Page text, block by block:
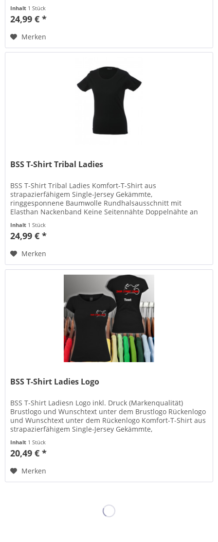
Inhalt 1 Stück
24,99 € *
Merken
BSS T-Shirt Tribal Ladies
BSS T-Shirt Tribal Ladies Komfort-T-Shirt aus
strapazierfähigem Single-Jersey Gekämmte,
ringgesponnene Baumwolle Rundhalsausschnitt mit
Elasthan Nackenband Keine Seitennähte Doppelnähte an
Inhalt 1 Stück
24,99 € *
Merken
BSS T-Shirt Ladies Logo
BSS T-Shirt Ladiesn Logo inkl. Druck (Markenqualität)
Brustlogo und Wunschtext unter dem Brustlogo Rückenlogo
und Wunschtext unter dem Rückenlogo Komfort-T-Shirt aus
strapazierfähigem Single-Jersey Gekämmte,
Inhalt 1 Stück
20,49 € *
Merken